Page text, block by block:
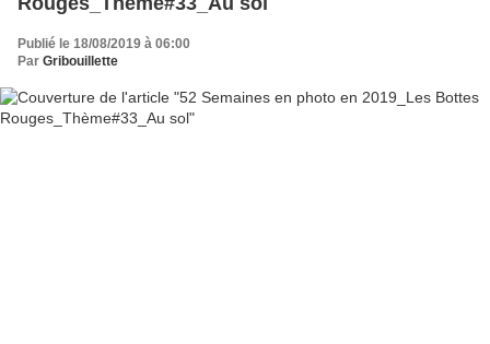
Publié le 18/08/2019 à 06:00
Par Gribouillette